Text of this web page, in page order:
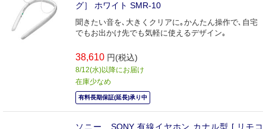
グ］ ホワイト SMR-10
聞きたい音を､大きくクリアに｡かんたん操作で､自宅
でもお出かけ先でも気軽に使えるデザイン｡
38,610 円(税込)
8/12(水)以降にお届け
在庫少なめ
有料長期保証(延長)承り中
ソニー SONY 有線イヤホン カナル型 [ リモコ